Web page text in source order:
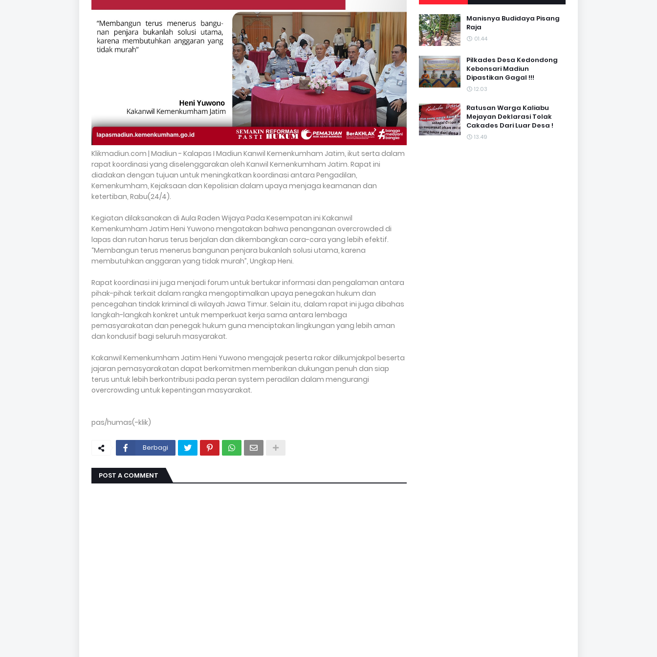
Klikmadiun.com | Madiun - Kalapas I Madiun Kanwil Kemenkumham Jatim, ikut serta dalam
rapat koordinasi yang diselenggarakan oleh Kanwil Kemenkumham Jatim. Rapat ini
diadakan dengan tujuan untuk meningkatkan koordinasi antara Pengadilan,
Kemenkumham, Kejaksaan dan Kepolisian dalam upaya menjaga keamanan dan
ketertiban, Rabu(24/4).
Kegiatan dilaksanakan di Aula Raden Wijaya Pada Kesempatan ini Kakanwil
Kemenkumham Jatim Heni Yuwono mengatakan bahwa penanganan overcrowded di
lapas dan rutan harus terus berjalan dan dikembangkan cara-cara yang lebih efektif.
“Membangun terus menerus bangunan penjara bukanlah solusi utama, karena
membutuhkan anggaran yang tidak murah”, Ungkap Heni.
Rapat koordinasi ini juga menjadi forum untuk bertukar informasi dan pengalaman antara
pihak-pihak terkait dalam rangka mengoptimalkan upaya penegakan hukum dan
pencegahan tindak kriminal di wilayah Jawa Timur. Selain itu, dalam rapat ini juga dibahas
langkah-langkah konkret untuk memperkuat kerja sama antara lembaga
pemasyarakatan dan penegak hukum guna menciptakan lingkungan yang lebih aman
dan kondusif bagi seluruh masyarakat.
Kakanwil Kemenkumham Jatim Heni Yuwono mengajak peserta rakor dilkumjakpol beserta
jajaran pemasyarakatan dapat berkomitmen memberikan dukungan penuh dan siap
terus untuk lebih berkontribusi pada peran system peradilan dalam mengurangi
overcrowding untuk kepentingan masyarakat.
pas/humas(-klik)
Berbagi
POST A COMMENT
Manisnya Budidaya Pisang
Raja
01.44
Pilkades Desa Kedondong
Kebonsari Madiun
Dipastikan Gagal !!!
12.03
Ratusan Warga Kaliabu
Mejayan Deklarasi Tolak
Cakades Dari Luar Desa !
13.49